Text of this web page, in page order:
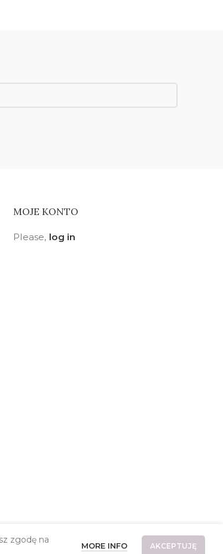
MOJE KONTO
Please, log in
Copyrights 2025 szycianki.pl
zgodę na
MORE INFO AKCEPTUJĘ